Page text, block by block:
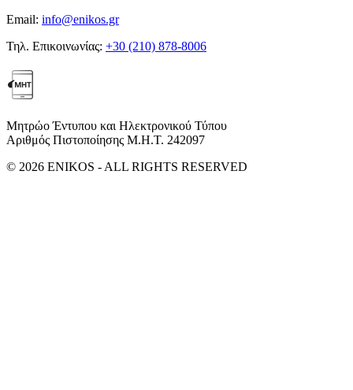
Email: info@enikos.gr
Τηλ. Επικοινωνίας: +30 (210) 878-8006
Μητρώο Έντυπου και Ηλεκτρονικού Τύπου
Αριθμός Πιστοποίησης Μ.Η.Τ. 242097
© 2026 ENIKOS - ALL RIGHTS RESERVED